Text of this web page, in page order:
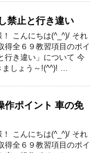
禁止と行き違い
こんにちは(^_^)/ それ
得全６９教習項目のポイ
行き違い」について 今
ましょう～!(^^)! …
作ポイント 車の免
こんにちは(^_^)/ それ
得全６９教習項目のポイ